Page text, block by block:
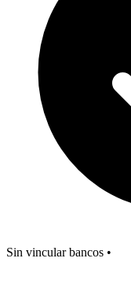
Sin vincular bancos •